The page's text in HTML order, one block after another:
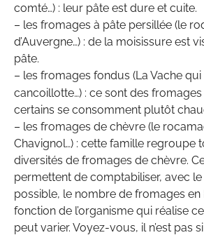
comté…) : leur pâte est dure et cuite.
– les fromages à pâte persillée (le
d’Auvergne…) : de la moisissure est
pâte.
– les fromages fondus (La Vache qui
cancoillotte…) : ce sont des
certains se consomment plutôt
– les fromages de chèvre (le
Chavignol…) : cette famille regroupe
diversités de fromages de chèvre.
permettent de comptabiliser, avec
possible, le nombre de fromages en
fonction de l’organisme qui réalise
peut varier. Voyez-vous, il n’est pas